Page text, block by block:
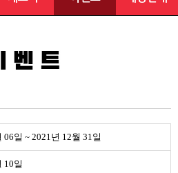
06일 ~ 2021년 12월 31일
10일